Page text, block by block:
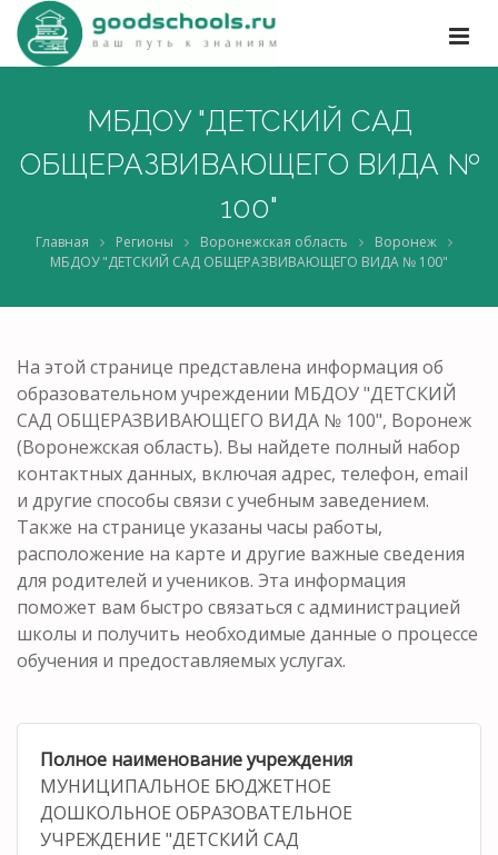
МБДОУ "ДЕТСКИЙ САД
ОБЩЕРАЗВИВАЮЩЕГО ВИДА №
100"
Главная Регионы Воронежская область
Воронеж
МБДОУ "ДЕТСКИЙ САД ОБЩЕРАЗВИВАЮЩЕГО ВИДА № 100"
На этой странице представлена информация об
образовательном учреждении МБДОУ "ДЕТСКИЙ
САД ОБЩЕРАЗВИВАЮЩЕГО ВИДА № 100", Воронеж
(Воронежская область). Вы найдете полный набор
контактных данных, включая адрес, телефон, email
и другие способы связи с учебным заведением.
Также на странице указаны часы работы,
расположение на карте и другие важные сведения
для родителей и учеников. Эта информация
поможет вам быстро связаться с администрацией
школы и получить необходимые данные о процессе
обучения и предоставляемых услугах.
Полное наименование учреждения
МУНИЦИПАЛЬНОЕ БЮДЖЕТНОЕ
ДОШКОЛЬНОЕ ОБРАЗОВАТЕЛЬНОЕ
УЧРЕЖДЕНИЕ "ДЕТСКИЙ САД